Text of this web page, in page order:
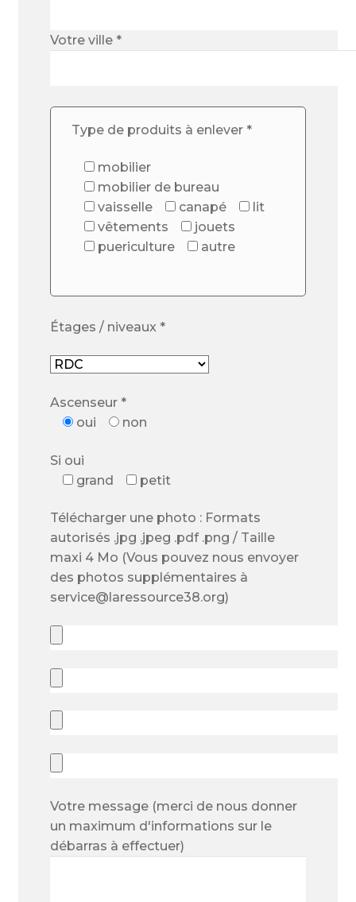
Votre ville *
Type de produits à enlever *
mobilier
mobilier de bureau
vaisselle
canapé
lit
vêtements
jouets
puericulture
autre
Étages / niveaux *
Ascenseur *
oui
non
Si oui
grand
petit
Télécharger une photo : Formats
autorisés .jpg .jpeg .pdf .png / Taille
maxi 4 Mo (Vous pouvez nous envoyer
des photos supplémentaires à
service@laressource38.org)
Votre message (merci de nous donner
un maximum d'informations sur le
débarras à effectuer)